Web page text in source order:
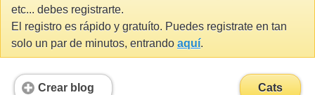
etc... debes registrarte.
El registro es rápido y gratuíto. Puedes registrate en tan
solo un par de minutos, entrando aquí.
Crear blog Cats